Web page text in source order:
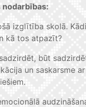
izglītība skolā.
kā tos atpazīt?
būt
un saskarsme